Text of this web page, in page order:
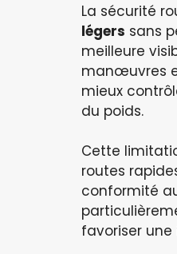
La sécurité
légers sans
meilleure
manœuvres
mieux
du poids.
Cette
routes
conformité
favoriser